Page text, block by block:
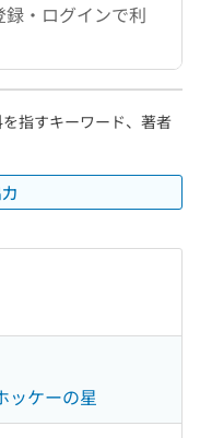
・ログインで利
指すキーワード、著者
ッケーの星